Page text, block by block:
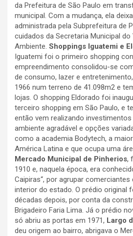
da Prefeitura de São Paulo em
municipal. Com a mudança, ela
administrada pela Subprefeitura de
cuidados da Secretaria Municipal do
Ambiente. Shoppings Iguatemi e
Iguatemi foi o primeiro shopping
empreendimento consolidou-se
de consumo, lazer e
1966 num terreno de 41.098m2 e
lojas. O shopping Eldorado foi
terceiro shopping em São Paulo, e
então vem realizando
ambiente agradável e opções
como a academia Bodytech, a
América Latina e que ocupa uma
Mercado Municipal de Pinherios,
1910 e, naquela época, era
Caipiras“, por agrupar
interior do estado. O prédio original
décadas depois, por conta da
Brigadeiro Faria Lima. Já o prédio
só abriu as portas em 1971, Largo
deu origem ao bairro, abrigava o